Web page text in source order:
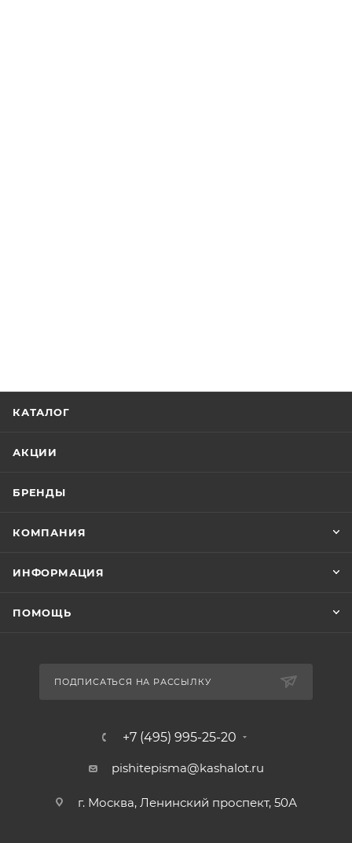
КАТАЛОГ
АКЦИИ
БРЕНДЫ
КОМПАНИЯ
ИНФОРМАЦИЯ
ПОМОЩЬ
ПОДПИСАТЬСЯ НА РАССЫЛКУ
+7 (495) 995-25-20​
pishitepisma@kashalot.ru
г. Москва, Ленинский проспект, 50А​